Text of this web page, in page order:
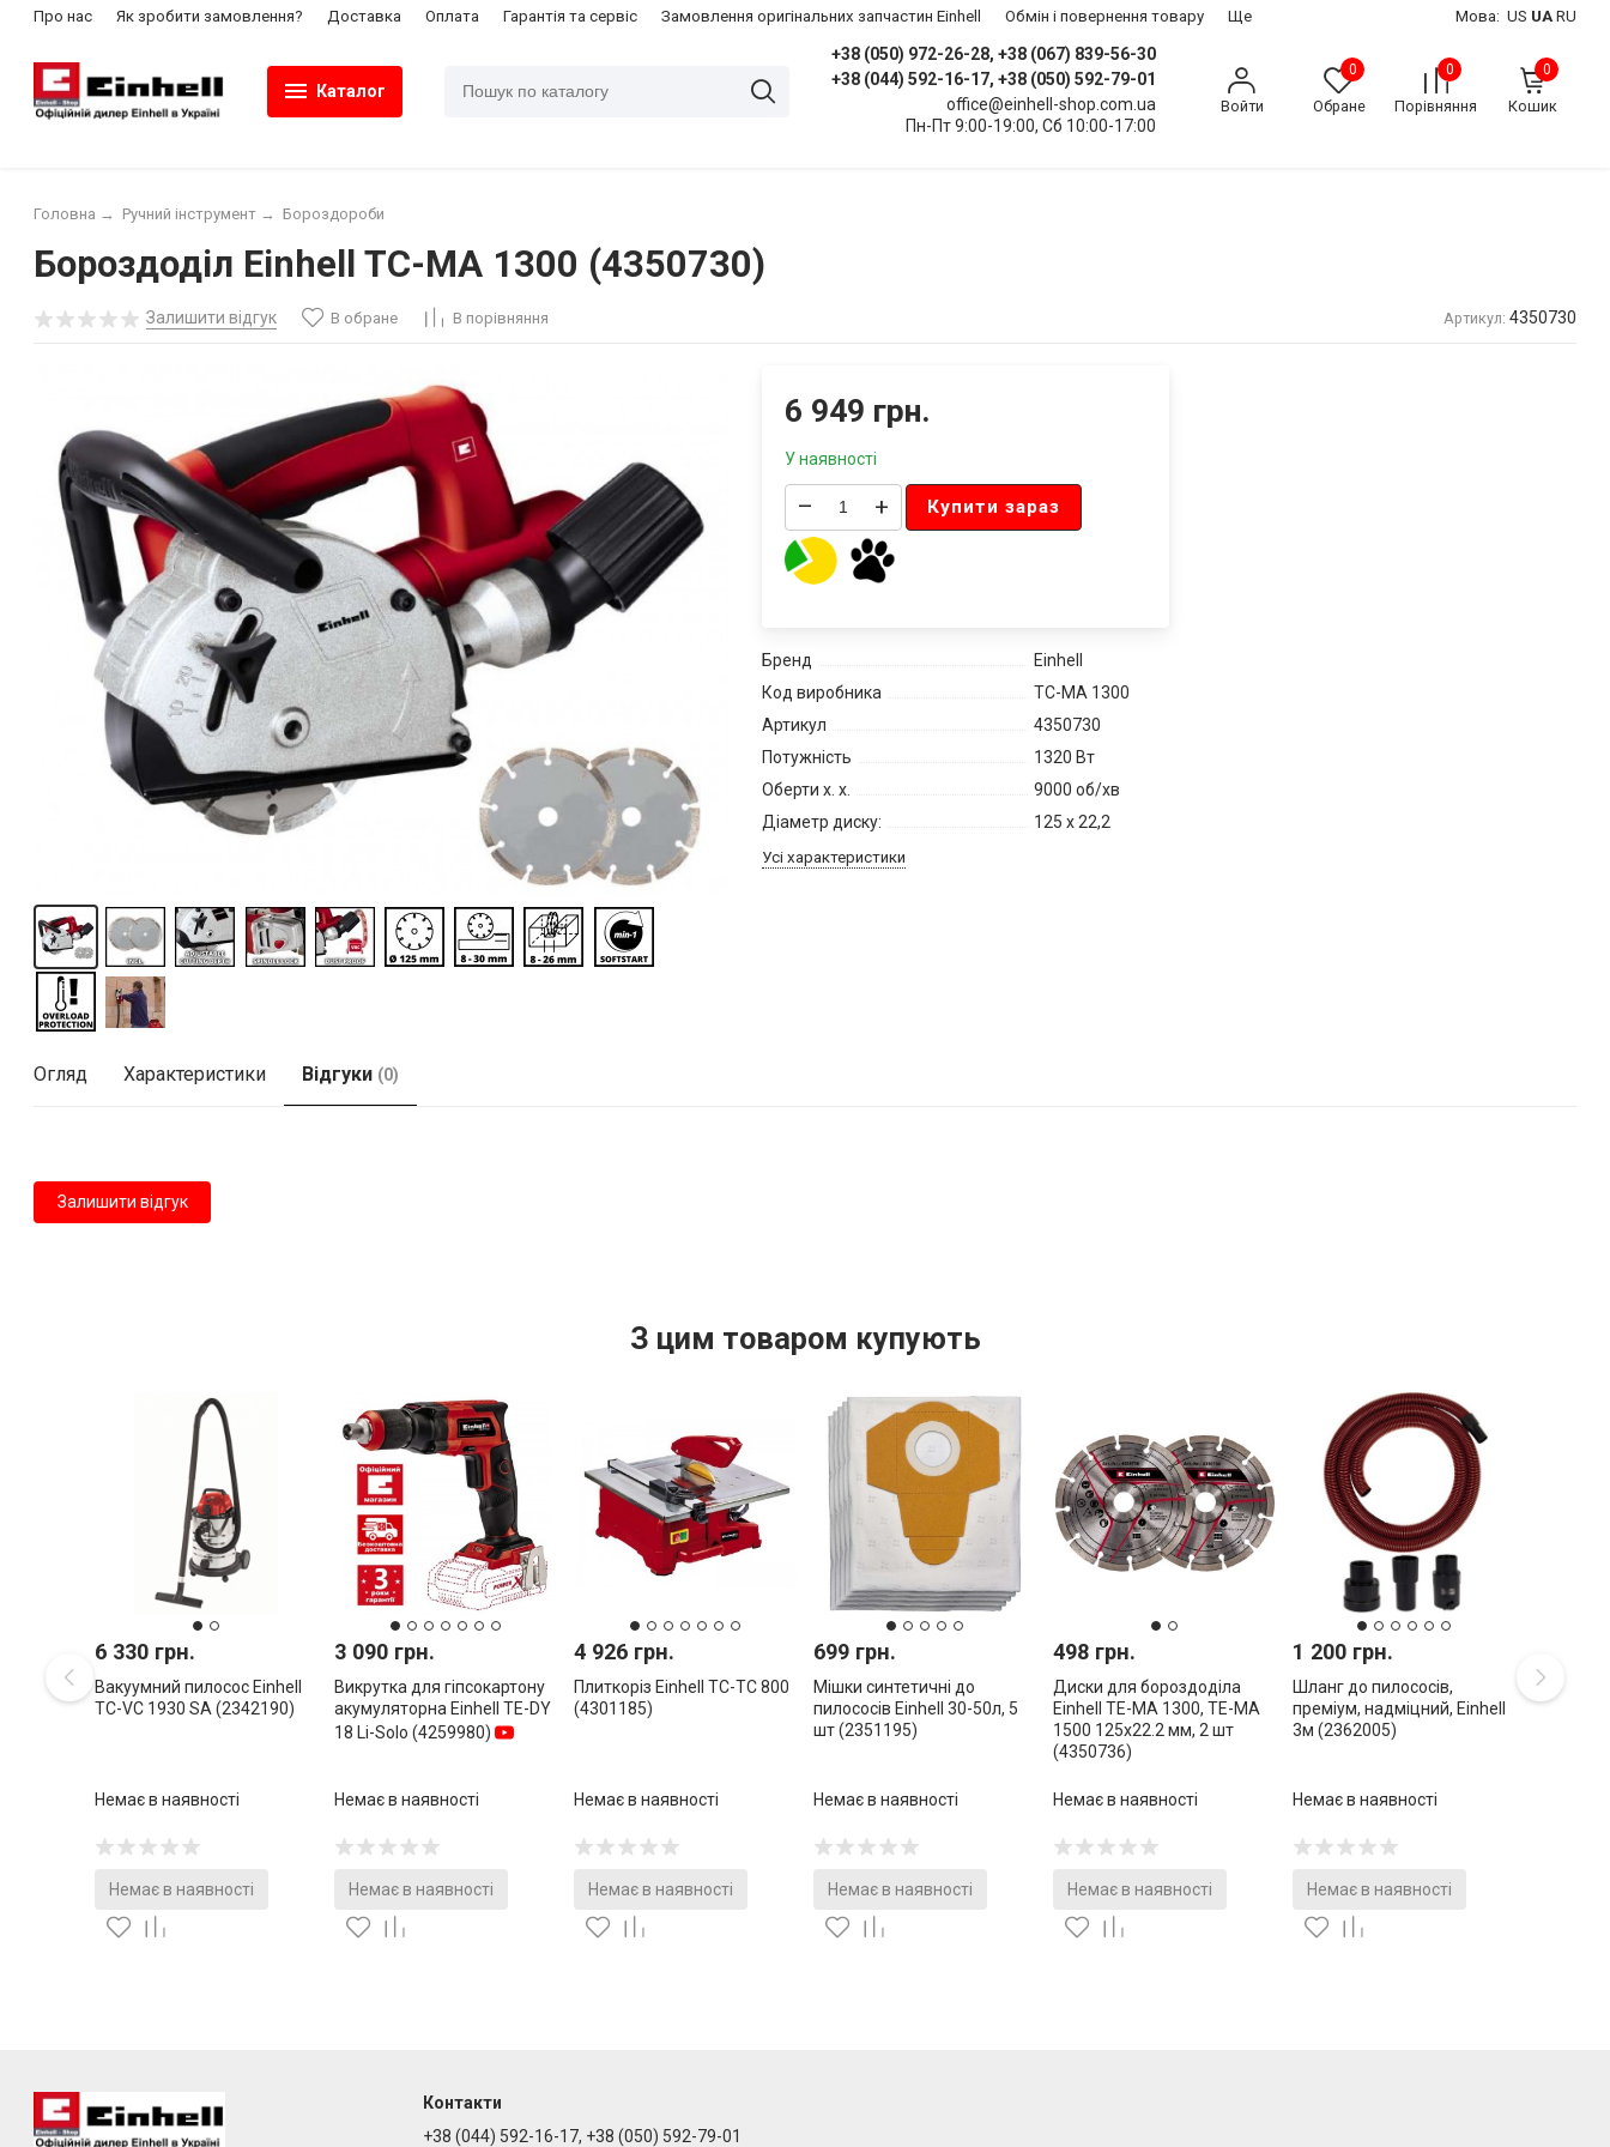
Про нас Як зробити замовлення? Доставка Оплата Гарантія та сервіс Замовлення оригінальних запчастин Einhell ​Обмін і повернення товару Ще Мова: US UA RU
Каталог
+38 (050) 972-26-28, +38 (067) 839-56-30
+38 (044) 592-16-17, +38 (050) 592-79-01
office@einhell-shop.com.ua
Пн-Пт 9:00-19:00, Сб 10:00-17:00
Войти
0
Обране
0
Порівняння
0
Кошик
Головна → Ручний інструмент → Бороздороби
Бороздоділ Einhell TC-MA 1300 (4350730)
Залишити відгук В обране В порівняння Артикул: 4350730
6 949 грн.
У наявності
– + Купити зараз
Бренд
Einhell
Код виробника
TC-MA 1300
Артикул
4350730
Потужність
1320 Вт
Оберти х. х.
9000 об/хв
Діаметр диску:
125 x 22,2
Усі характеристики
Огляд Характеристики Відгуки (0)
Залишити відгук
З цим товаром купують
6 330 грн.
Вакуумний пилосос Einhell
TC-VC 1930 SA (2342190)
Немає в наявності
Немає в наявності
3 090 грн.
Викрутка для гіпсокартону
акумуляторна Einhell TE-DY
18 Li-Solo (4259980)
Немає в наявності
Немає в наявності
4 926 грн.
Плиткоріз Einhell TC-TC 800
(4301185)
Немає в наявності
Немає в наявності
699 грн.
Мішки синтетичні до
пилососів Einhell 30-50л, 5
шт (2351195)
Немає в наявності
Немає в наявності
498 грн.
Диски для бороздоділа
Einhell TE-MA 1300, TE-MA
1500 125х22.2 мм, 2 шт
(4350736)
Немає в наявності
Немає в наявності
1 200 грн.
Шланг до пилососів,
преміум, надміцний, Einhell
3м (2362005)
Немає в наявності
Немає в наявності
Контакти
+38 (044) 592-16-17, +38 (050) 592-79-01